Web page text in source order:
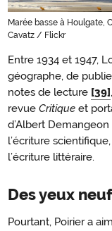
Marée basse à Houlgate,
Cavatz / Flickr
Entre 1934 et 1947,
géographe, de
notes de lecture [39]
revue Critique et
d’Albert Demangeon
l’écriture
l’écriture littéraire.
Des yeux
Pourtant, Poirier a